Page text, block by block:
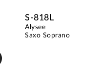
S-818L
Alysee
Saxo Soprano